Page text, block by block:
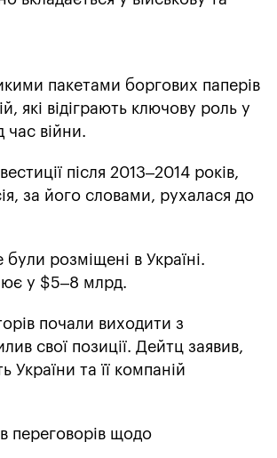
пакетами боргових паперів
які відіграють ключову роль у
час війни.
після 2013–2014 років,
за його словами, рухалася до
розміщені в Україні.
у $5–8 млрд.
почали виходити з
свої позиції. Дейтц заявив,
та її компаній
переговорів щодо